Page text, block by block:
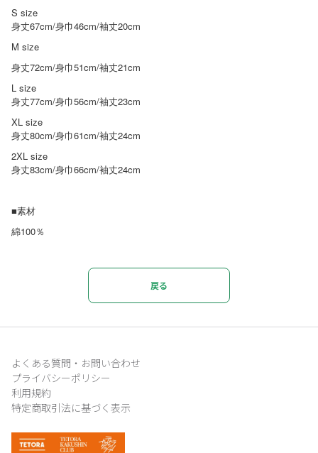
S size
身丈67cm/身巾46cm/袖丈20cm
M size
身丈72cm/身巾51cm/袖丈21cm
L size
身丈77cm/身巾56cm/袖丈23cm
XL size
身丈80cm/身巾61cm/袖丈24cm
2XL size
身丈83cm/身巾66cm/袖丈24cm
■素材
綿100％
戻る
よくある質問・お問い合わせ
プライバシーポリシー
利用規約
特定商取引法に基づく表示